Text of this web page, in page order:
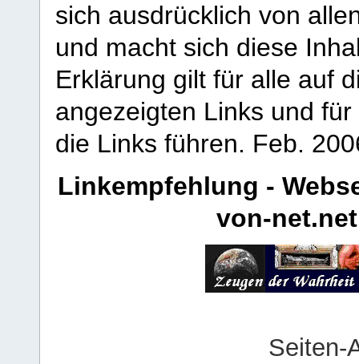
sich ausdrücklich von
und macht sich diese
Erklärung gilt für alle auf
angezeigten Links und
die Links führen. Feb.
Linkempfehlung -
von-net.net
Seiten-